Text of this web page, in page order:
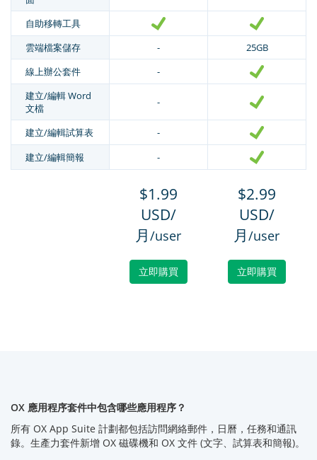
自助移轉工具
雲端檔案儲存
-
25GB
線上辦公套件
-
建立/編輯 Word
文檔
-
建立/編輯試算表
-
建立/編輯簡報
-
$1.99
USD/
月/user
立即購買
$2.99
USD/
月/user
立即購買
OX 應用程序套件中包含哪些應用程序？
所有 OX App Suite 計劃都包括訪問網絡郵件，日曆，任務和通訊
錄。生產力套件新增 OX 磁碟機和 OX 文件 (文字、試算表和簡報)。